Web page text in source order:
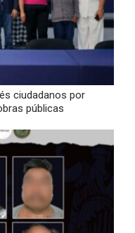
ciudadanos por
públicas